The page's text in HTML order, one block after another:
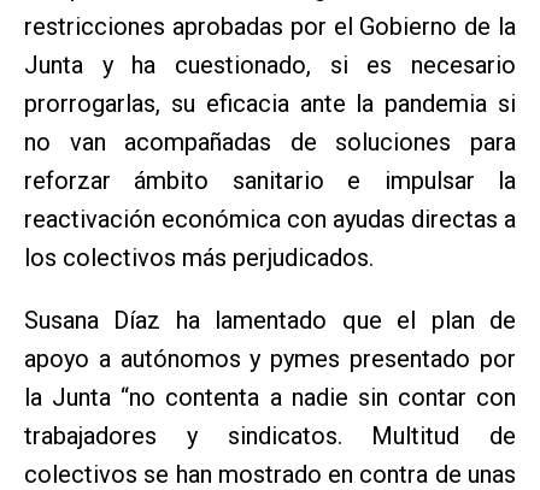
restricciones aprobadas por el Gobierno de la
Junta y ha cuestionado, si es necesario
prorrogarlas, su eficacia ante la pandemia si
no van acompañadas de soluciones para
reforzar ámbito sanitario e impulsar la
reactivación económica con ayudas directas a
los colectivos más perjudicados.
Susana Díaz ha lamentado que el plan de
apoyo a autónomos y pymes presentado por
la Junta “no contenta a nadie sin contar con
trabajadores y sindicatos. Multitud de
colectivos se han mostrado en contra de unas